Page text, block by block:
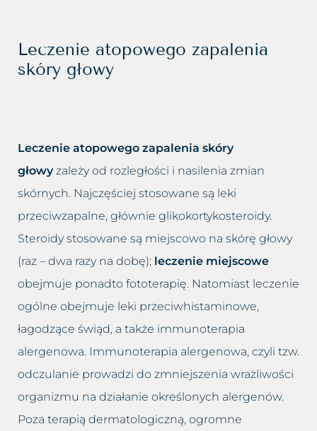
Leczenie atopowego zapalenia
skóry głowy
Leczenie atopowego zapalenia skóry
głowyzależy od rozległości i nasilenia zmian
skórnych. Najczęściej stosowane są leki
przeciwzapalne, głównie glikokortykosteroidy.
Steroidy stosowane są miejscowo na skórę głowy
(raz – dwa razy na dobę); leczenie miejscowe
obejmuje ponadto fototerapię. Natomiast leczenie
ogólne obejmuje leki przeciwhistaminowe,
łagodzące świąd, a także immunoterapia
alergenowa. Immunoterapia alergenowa, czyli tzw.
odczulanie prowadzi do zmniejszenia wrażliwości
organizmu na działanie określonych alergenów.
Poza terapią dermatologiczną, ogromne